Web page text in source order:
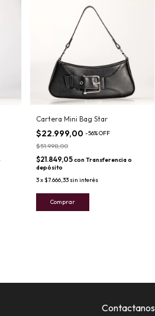
Cartera Mini Bag Star
$22.999,00 -56%OFF
$51.998,00
$21.849,05con Transferencia o
depósito
3x$7.666,33 sin interés
Comprar
Contactanos